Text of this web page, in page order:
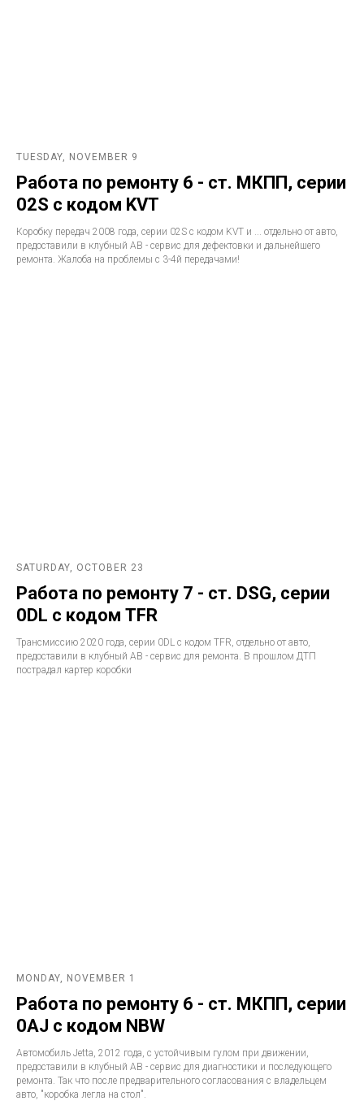
TUESDAY, NOVEMBER 9
Работа по ремонту 6 - ст. МКПП, серии
02S с кодом KVT
Коробку передач 2008 года, серии 02S с кодом KVT и ... отдельно от авто,
предоставили в клубный АВ - сервис для дефектовки и дальнейшего
ремонта. Жалоба на проблемы с 3-4й передачами!
SATURDAY, OCTOBER 23
Работа по ремонту 7 - ст. DSG, серии
0DL с кодом TFR
Трансмиссию 2020 года, серии 0DL с кодом TFR, отдельно от авто,
предоставили в клубный АВ - сервис для ремонта. В прошлом ДТП
пострадал картер коробки
MONDAY, NOVEMBER 1
Работа по ремонту 6 - ст. МКПП, серии
0AJ с кодом NBW
Автомобиль Jetta, 2012 года, с устойчивым гулом при движении,
предоставили в клубный АВ - сервис для диагностики и последующего
ремонта. Так что после предварительного согласования с владельцем
авто, "коробка легла на стол".